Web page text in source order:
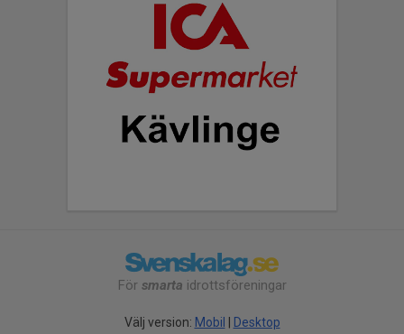
För smarta idrottsföreningar
Välj version: Mobil Desktop